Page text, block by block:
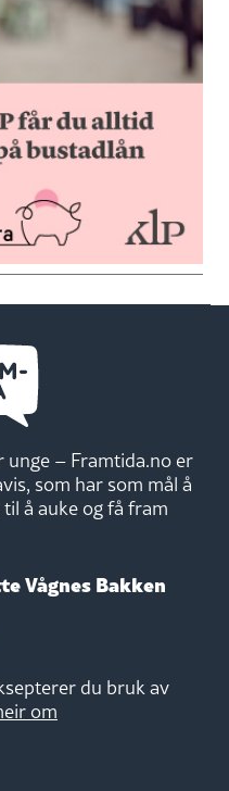
– Framtida.no er
som har som mål å
å auke og få fram
Vågnes Bakken
du bruk av
om